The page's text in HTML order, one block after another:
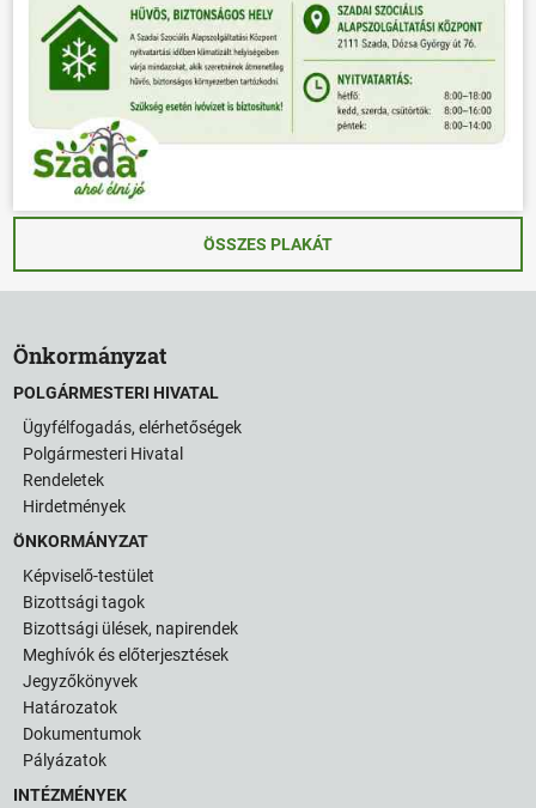
ÖSSZES PLAKÁT
Önkormányzat
POLGÁRMESTERI HIVATAL
Ügyfélfogadás, elérhetőségek
Polgármesteri Hivatal
Rendeletek
Hirdetmények
ÖNKORMÁNYZAT
Képviselő-testület
Bizottsági tagok
Bizottsági ülések, napirendek
Meghívók és előterjesztések
Jegyzőkönyvek
Határozatok
Dokumentumok
Pályázatok
INTÉZMÉNYEK